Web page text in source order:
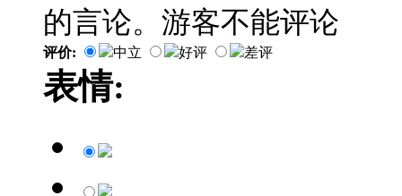
的言论。游客不能评论
评价: 中立 好评 差评
表情: